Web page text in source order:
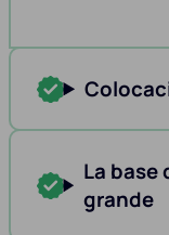
La base
grande